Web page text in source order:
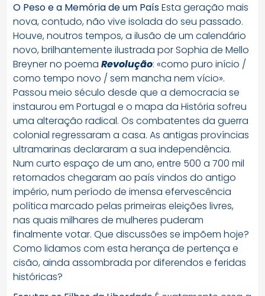
O Peso e a Memória de um PaísEsta geração mais
nova, contudo, não vive isolada do seu passado.
Houve, noutros tempos, a ilusão de um calendário
novo, brilhantemente ilustrada por Sophia de Mello
Breyner no poema Revolução: «como puro início /
como tempo novo / sem mancha nem vício».
Passou meio século desde que a democracia se
instaurou em Portugal e o mapa da História sofreu
uma alteração radical. Os combatentes da guerra
colonial regressaram a casa. As antigas províncias
ultramarinas declararam a sua independência.
Num curto espaço de um ano, entre 500 a 700 mil
retornados chegaram ao país vindos do antigo
império, num período de imensa efervescência
política marcado pelas primeiras eleições livres,
nas quais milhares de mulheres puderam
finalmente votar. Que discussões se impõem hoje?
Como lidamos com esta herança de pertença e
cisão, ainda assombrada por diferendos e feridas
históricas?